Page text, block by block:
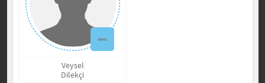
Veysel
Dilekçi